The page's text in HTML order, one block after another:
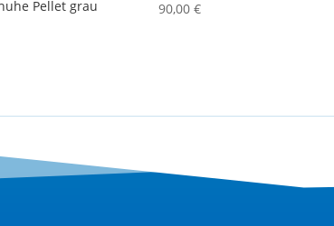
Pellet grau
90,00 €